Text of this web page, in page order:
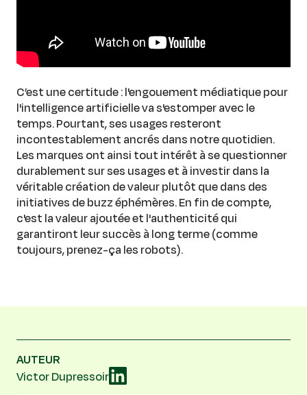
C’est une certitude : l'engouement médiatique pour
l'intelligence artificielle va s'estomper avec le
temps. Pourtant, ses usages resteront
incontestablement ancrés dans notre quotidien.
Les marques ont ainsi tout intérêt à se questionner
durablement sur ses usages et à investir dans la
véritable création de valeur plutôt que dans des
initiatives de buzz éphémères. En fin de compte,
c'est la valeur ajoutée et l'authenticité qui
garantiront leur succès à long terme (comme
toujours, prenez-ça les robots).
AUTEUR
Victor Dupressoir